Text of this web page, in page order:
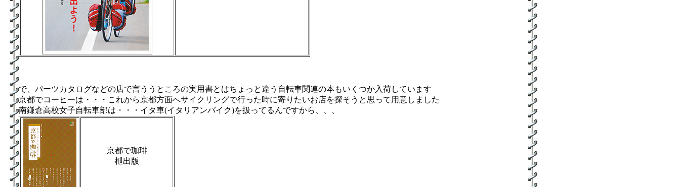
で、パーツカタログなどの店で言ううところの実用書とはちょっと違う自転車関連の本もいくつか入荷しています
京都でコーヒーは・・・これから京都方面へサイクリングで行った時に寄りたいお店を探そうと思って用意しました
南鎌倉高校女子自転車部は・・・イタ車(イタリアンバイク)を扱ってるんですから、、、
京都で珈琲
枻出版